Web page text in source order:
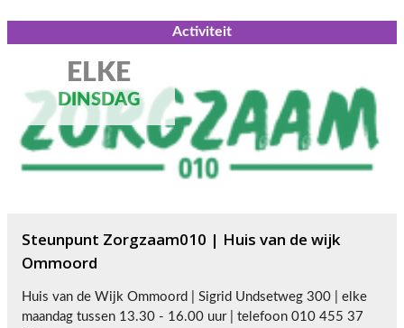
Activiteit
ELKE
DINSDAG
Steunpunt Zorgzaam010 | Huis van de wijk
Ommoord
Huis van de Wijk Ommoord | Sigrid Undsetweg 300 | elke
maandag tussen 13.30 - 16.00 uur | telefoon 010 455 37